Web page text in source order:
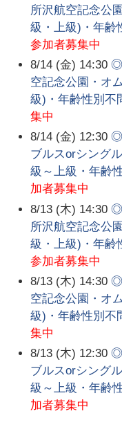
所沢航空記念公
級・上級)・年齢
参加者募集中
8/14 (金) 14:30
空記念公園・オ
級)・年齢性別不
集中
8/14 (金) 12:30
ブルスorシング
級～上級・年齢
加者募集中
8/13 (木) 14:30
所沢航空記念公
級・上級)・年齢
参加者募集中
8/13 (木) 14:30
空記念公園・オ
級)・年齢性別不
集中
8/13 (木) 12:30
ブルスorシング
級～上級・年齢
加者募集中